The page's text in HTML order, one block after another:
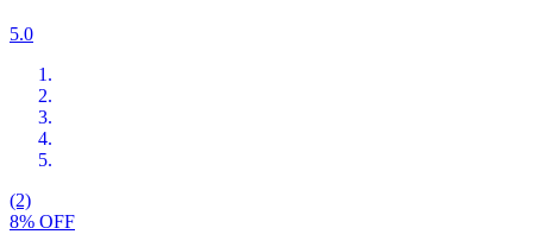
5.0
(2)
8% OFF